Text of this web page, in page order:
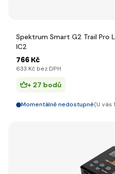
Spektrum Smart G2 Trail Pro
IC2
766 Kč
633 Kč bez DPH
+ 27 bodů
Momentálně nedostupné(U vás